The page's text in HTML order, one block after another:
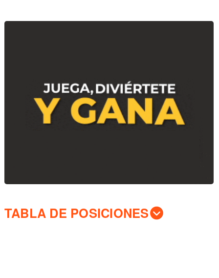
TABLA DE POSICIONES